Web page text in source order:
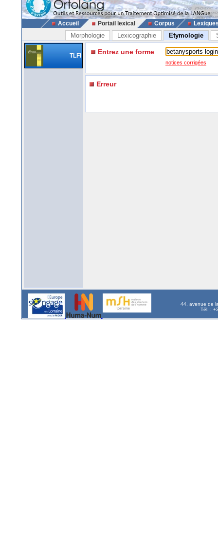
Accueil Portail lexical Corpus
Morphologie Lexicographie Etymologie
TLFi Entrez une forme
notices corrigées
Erreur
44, avenue de
Tél. :